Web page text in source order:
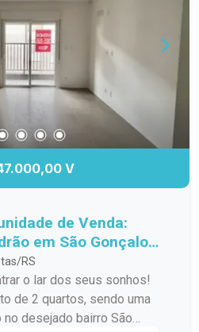
V
de Venda:
em São Gonçalo,
RS
o lar dos seus sonhos!
de 2 quartos, sendo uma
desejado bairro São